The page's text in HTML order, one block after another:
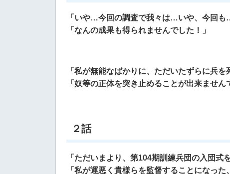
「いや…今回の調査で我々は…いや、今回も
「なんの成果も得られませんでした！」
「私が無能なばかりに、ただいたずらに兵を
「奴等の正体を突き止めることが出来ません
２話
「ただいまより、第104期訓練兵団の入団式
「私が運悪く貴様らを監督することになった